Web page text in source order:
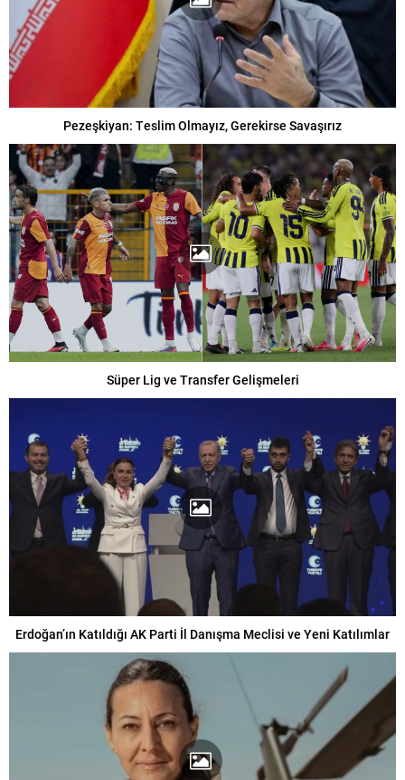
Pezeşkiyan: Teslim Olmayız, Gerekirse Savaşırız
Süper Lig ve Transfer Gelişmeleri
Erdoğan’ın Katıldığı AK Parti İl Danışma Meclisi ve Yeni Katılımlar